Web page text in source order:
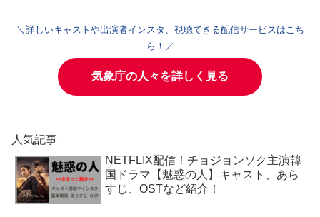
＼詳しいキャストや出演者インスタ、視聴できる配信サービスはこち
ら！／
気象庁の人々を詳しく見る
人気記事
NETFLIX配信！チョジョンソク主演韓
国ドラマ【魅惑の人】キャスト、あら
すじ、OSTなど紹介！